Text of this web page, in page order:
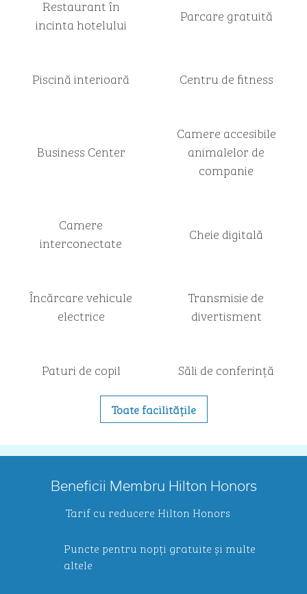
Restaurant în
incinta hotelului
Parcare gratuită
Piscină interioară Centru de fitness
Business Center
Camere accesibile
animalelor de
companie
Camere
interconectate
Cheie digitală
Încărcare vehicule
electrice
Transmisie de
divertisment
Paturi de copil Săli de conferință
Toate facilitățile
Beneficii Membru Hilton Honors
Tarif cu reducere Hilton Honors
Puncte pentru nopți gratuite și multe
altele